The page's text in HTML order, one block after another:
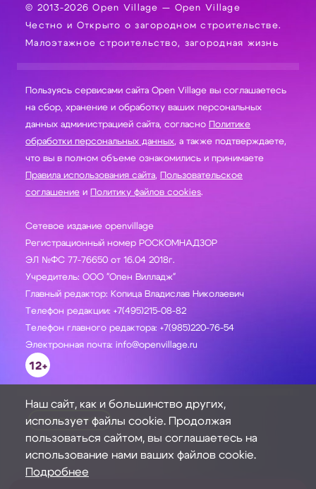
© 2013-2026 Open Village — Open Village
Честно и Открыто о загородном строительстве.
Малоэтажное строительство, загородная жизнь
Пользуясь сервисами сайта Open Village вы соглашаетесь
на сбор, хранение и обработку ваших персональных
данных администрацией сайта, согласно Политике
обработки персональных данных, а также подтверждаете,
что вы в полном объеме ознакомились и принимаете
Правила использования сайта, Пользовательское
соглашение и Политику файлов cookies.
Сетевое издание openvillage
Регистрационный номер РОСКОМНАДЗОР
ЭЛ №ФС 77-76650 от 16.04 2018г.
Учредитель: ООО "Опен Вилладж"
Главный редактор: Копица Владислав Николаевич
Телефон редакции: +7(495)215-08-82
Телефон главного редактора: +7(985)220-76-54
Электронная почта: info@openvillage.ru
12+
ЗАДАТЬ ВОПРОС
Наш сайт, как и большинство других,
использует файлы cookie. Продолжая
пользоваться сайтом, вы соглашаетесь на
использование нами ваших файлов cookie.
Подробнее